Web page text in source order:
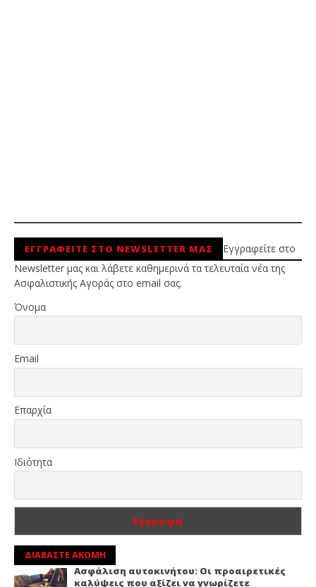
ΕΓΓΡΑΦΕΙΤΕ ΣΤΟ NEWSLETTER ΜΑΣ
Εγγραφείτε στο
Newsletter μας και λάβετε καθημερινά τα τελευταία νέα της
Ασφαλιστικής Αγοράς στο email σας.
Όνομα
Email
Επαρχία
Ιδιότητα
ΔΙΑΒΑΣΤΕ ΑΚΟΜΗ
Ασφάλιση αυτοκινήτου: Οι προαιρετικές
καλύψεις που αξίζει να γνωρίζετε